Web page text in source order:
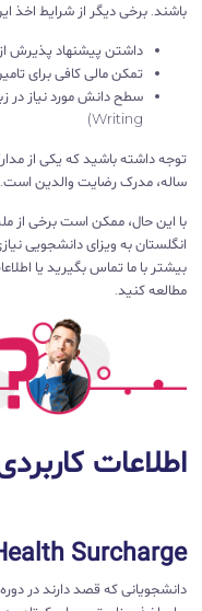
باشند. برخی دیگر از شرایط اخذ
داشتن پیشنهاد پذیرش
تمکن مالی کافی برای
Writing)
ساله، مدرک رضایت والدین است.
با این حال، ممکن است برخی از
انگلستان به ویزای دانشجویی
بیشتر با ما تماس بگیرید یا
مطالعه کنید.
اطلاعات
Surcharge
دانشجویانی که قصد دارند در